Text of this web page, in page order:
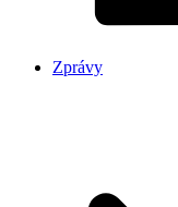
Zprávy